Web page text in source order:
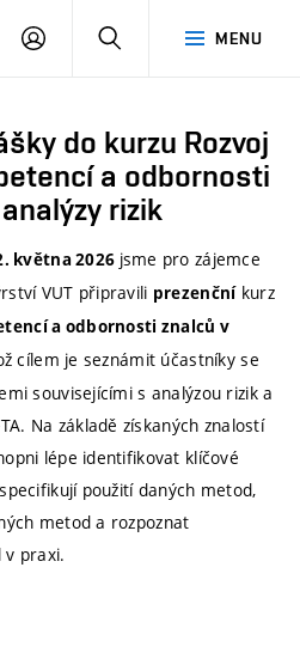
MENU
PŘIHLÁSIT
do kurzu Rozvoj
a odbornosti
rizik
května 2026 jsme pro zájemce
VUT připravili prezenčníkurz
a odbornosti znalců v
cílem je seznámit účastníky se
souvisejícími s analýzou rizik a
Na základě získaných znalostí
lépe identifikovat klíčové
použití daných metod,
metod a rozpoznat
v praxi.